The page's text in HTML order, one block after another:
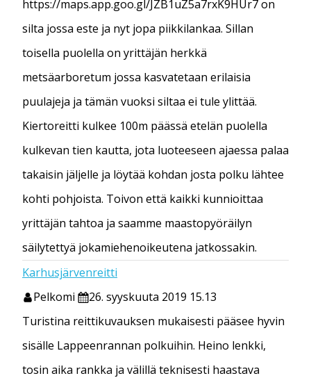
https://maps.app.goo.gl/JZB1uZ5a7rxK9HUr7 on
silta jossa este ja nyt jopa piikkilankaa. Sillan
toisella puolella on yrittäjän herkkä
metsäarboretum jossa kasvatetaan erilaisia
puulajeja ja tämän vuoksi siltaa ei tule ylittää.
Kiertoreitti kulkee 100m päässä etelän puolella
kulkevan tien kautta, jota luoteeseen ajaessa palaa
takaisin jäljelle ja löytää kohdan josta polku lähtee
kohti pohjoista. Toivon että kaikki kunnioittaa
yrittäjän tahtoa ja saamme maastopyöräilyn
säilytettyä jokamiehenoikeutena jatkossakin.
Karhusjärvenreitti
Pelkomi
26. syyskuuta 2019 15.13
Turistina reittikuvauksen mukaisesti pääsee hyvin
sisälle Lappeenrannan polkuihin. Heino lenkki,
tosin aika rankka ja välillä teknisesti haastava